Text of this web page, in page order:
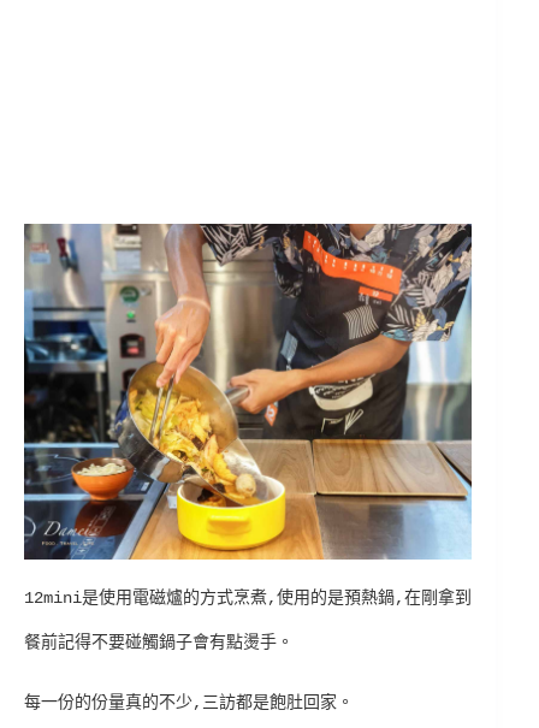
12mini是使用電磁爐的方式烹煮,使用的是預熱鍋,在剛拿到
餐前記得不要碰觸鍋子會有點燙手。
每一份的份量真的不少,三訪都是飽肚回家。